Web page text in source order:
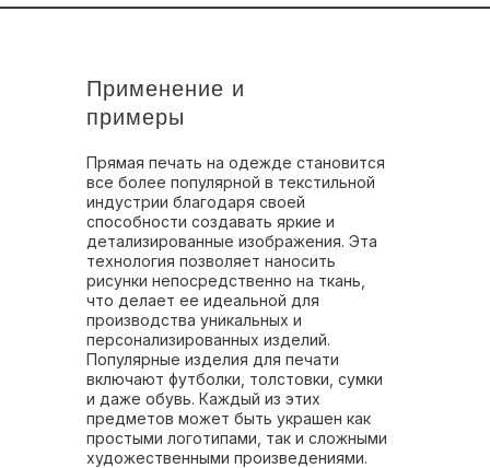
Применение и
примеры
Прямая печать на одежде становится
все более популярной в текстильной
индустрии благодаря своей
способности создавать яркие и
детализированные изображения. Эта
технология позволяет наносить
рисунки непосредственно на ткань,
что делает ее идеальной для
производства уникальных и
персонализированных изделий.
Популярные изделия для печати
включают футболки, толстовки, сумки
и даже обувь. Каждый из этих
предметов может быть украшен как
простыми логотипами, так и сложными
художественными произведениями.